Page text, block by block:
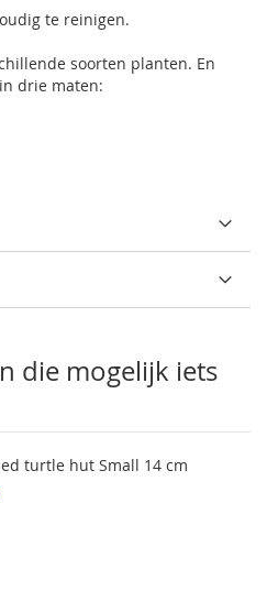
te reinigen.
soorten planten. En
drie maten:
die mogelijk iets
turtle hut Small 14 cm